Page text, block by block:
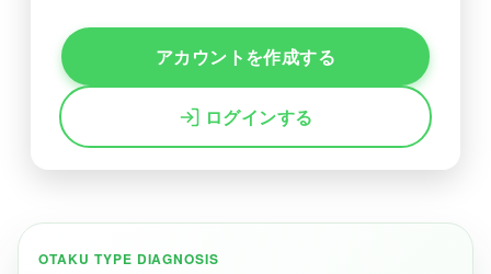
アカウントを作成する
ログインする
OTAKU TYPE DIAGNOSIS